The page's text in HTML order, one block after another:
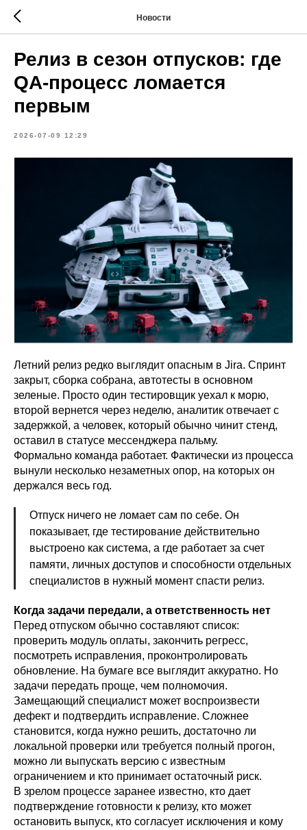
Новости
Релиз в сезон отпусков: где
QA-процесс ломается
первым
2026-07-09 12:29
Летний релиз редко выглядит опасным в Jira. Спринт
закрыт, сборка собрана, автотесты в основном
зеленые. Просто один тестировщик уехал к морю,
второй вернется через неделю, аналитик отвечает с
задержкой, а человек, который обычно чинит стенд,
оставил в статусе мессенджера пальму.
Формально команда работает. Фактически из процесса
вынули несколько незаметных опор, на которых он
держался весь год.
Отпуск ничего не ломает сам по себе. Он
показывает, где тестирование действительно
выстроено как система, а где работает за счет
памяти, личных доступов и способности отдельных
специалистов в нужный момент спасти релиз.
Когда задачи передали, а ответственность нет
Перед отпуском обычно составляют список:
проверить модуль оплаты, закончить регресс,
посмотреть исправления, проконтролировать
обновление. На бумаге все выглядит аккуратно. Но
задачи передать проще, чем полномочия.
Замещающий специалист может воспроизвести
дефект и подтвердить исправление. Сложнее
становится, когда нужно решить, достаточно ли
локальной проверки или требуется полный прогон,
можно ли выпускать версию с известным
ограничением и кто принимает остаточный риск.
В зрелом процессе заранее известно, кто дает
подтверждение готовности к релизу, кто может
остановить выпуск, кто согласует исключения и кому